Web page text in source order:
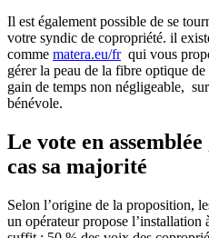
Il est également possible de se
votre syndic de copropriété. il
comme matera.eu/frqui vous
gérer la peau de la fibre optique
gain de temps non négligeable,
bénévole.
Le vote en
cas sa majorité
Selon l’origine de la proposition,
un opérateur propose l’installation